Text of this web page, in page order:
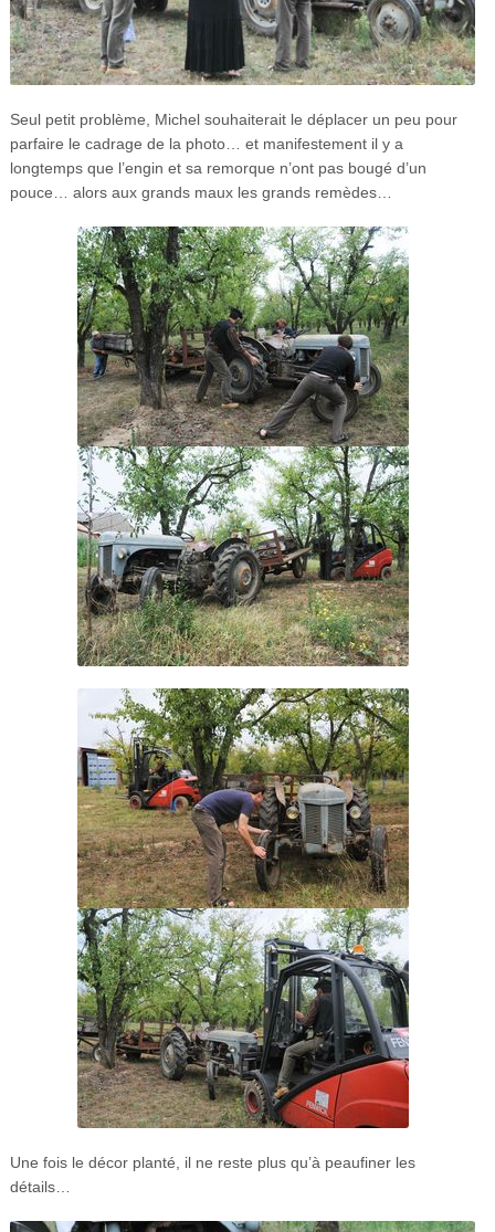
Seul petit problème, Michel souhaiterait le déplacer un peu pour
parfaire le cadrage de la photo… et manifestement il y a
longtemps que l’engin et sa remorque n’ont pas bougé d’un
pouce… alors aux grands maux les grands remèdes…
Une fois le décor planté, il ne reste plus qu’à peaufiner les
détails…